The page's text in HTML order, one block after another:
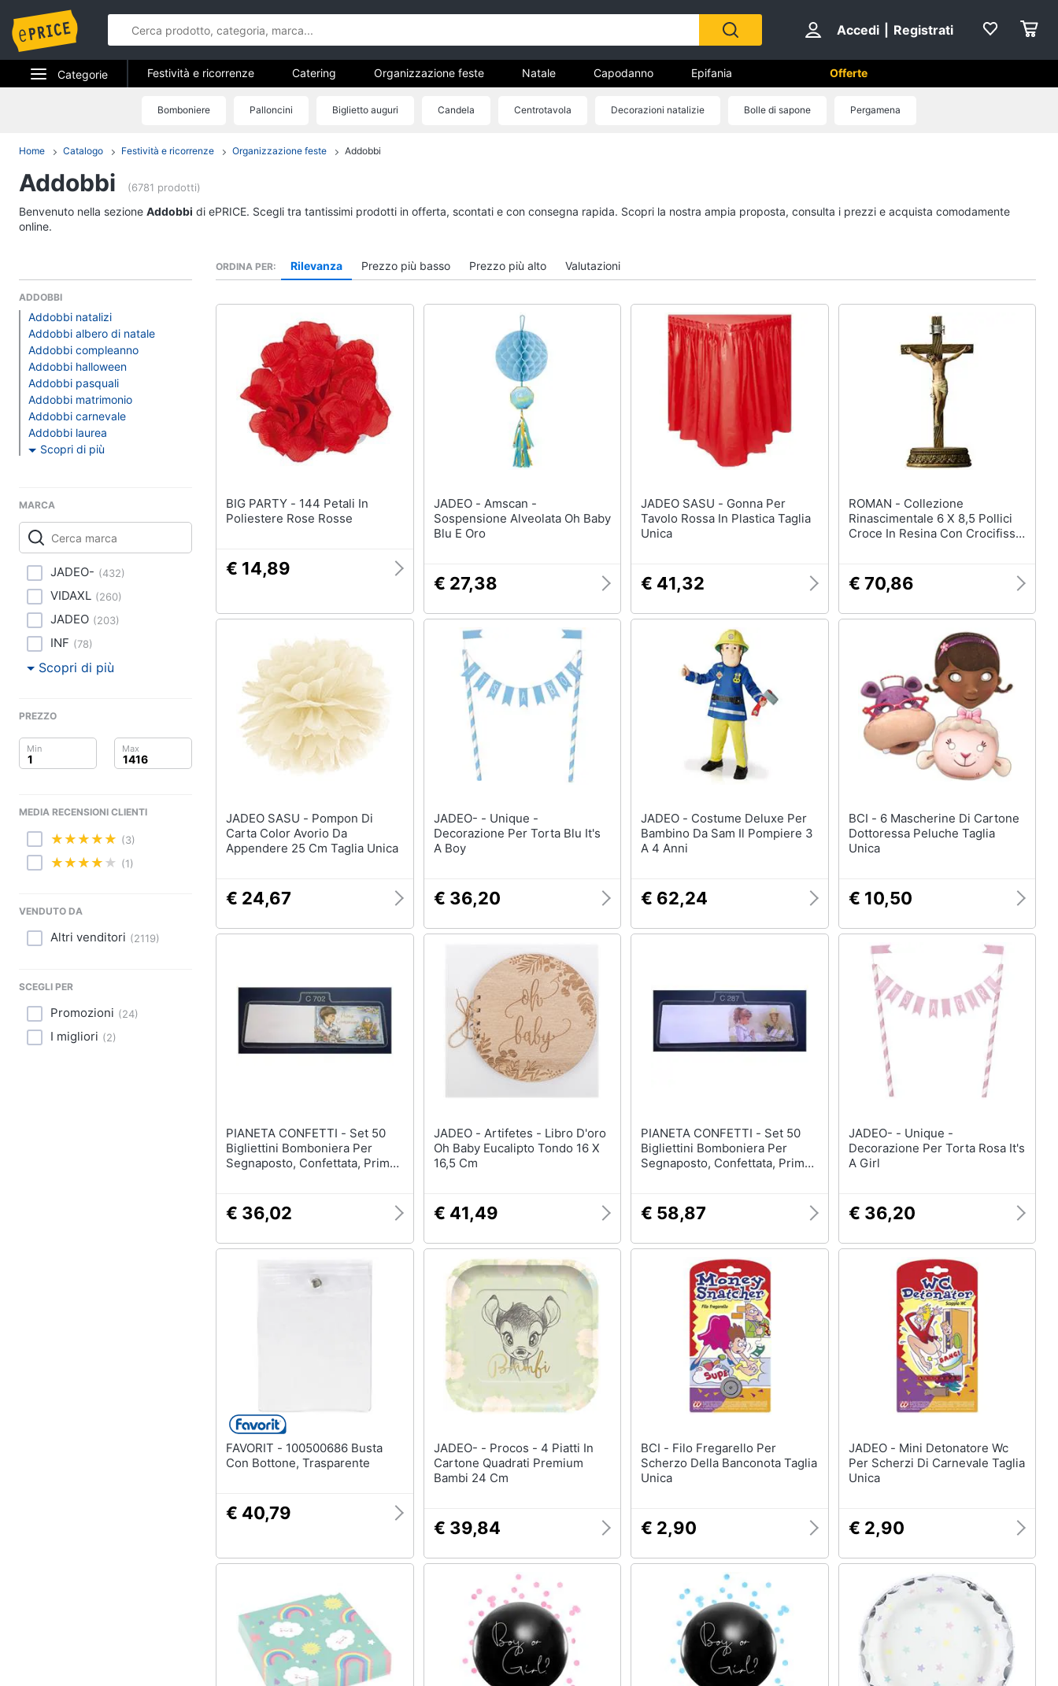
Accedi Registrati
Categorie
Telefonia
Tv e Home Cinema
Videogiochi
Audio e musica
Clima
Arredo
Brico e Giardinaggio
Salute e igiene
Prima infanzia
Fotografia
Casalinghi
Abbigliamento
Animali
Libri, cd e dvd
Festività e ricorrenze
Festività e ricorrenze
Catering
Vedi tutti Vedi tutti Vedi tutti Vedi tutti
Nerf
Dinosauri
Barbie
Puzzle
Vedi tutti
Regali di Natale per lui
Regali di Natale per lei
Regali di natale per teenager
Regali di Natale per arredare
Regali di san valentino
Per chi ama le esperienze
Per gli amanti della beauty
Per gli amanti della tecnologia
Carnevale
Maschera per travestimenti
Costumi carnevale
Unghie finte
Regali per la festa del papà
Per gli sportivi
routine
Regali festa della mamma
Per le mamme amanti della
Per le mamme amanti della
beauty routine
Per le mamme sportive
Per le mamme appassionate
di arredo
Vedi tutti
Halloween
Zucca Halloween
Costumi Halloween
Unghie finte
Boxing days
Giocattoli - Boxing Days
Festività e ricorrenze Catering Organizzazione feste Natale Capodanno Epifania Offerte
Bomboniere Palloncini Biglietto auguri Candela Centrotavola Decorazioni natalizie Bolle di sapone Pergamena
Home Catalogo Festività e ricorrenze Organizzazione feste Addobbi
Addobbi (6781 prodotti)
Benvenuto nella sezione Addobbi di ePRICE. Scegli tra tantissimi prodotti in offerta, scontati e con consegna rapida. Scopri la nostra ampia proposta, consulta i prezzi e acquista comodamente
online.
ADDOBBI
Addobbi natalizi
Addobbi albero di natale
Addobbi compleanno
Addobbi halloween
Addobbi pasquali
Addobbi matrimonio
Addobbi carnevale
Addobbi laurea
Scopri di più
MARCA
JADEO- (432)
VIDAXL (260)
JADEO (203)
INF (78)
Scopri di più
PREZZO
MEDIA RECENSIONI CLIENTI
(3)
(1)
VENDUTO DA
Altri venditori (2119)
SCEGLI PER
Promozioni (24)
I migliori (2)
ORDINA PER Rilevanza Prezzo più basso Prezzo più alto Valutazioni
BIG PARTY - 144 Petali In
Poliestere Rose Rosse
€ 14,89
JADEO - Amscan -
Sospensione Alveolata Oh Baby
Blu E Oro
€ 27,38
JADEO SASU - Gonna Per
Tavolo Rossa In Plastica Taglia
Unica
€ 41,32
ROMAN - Collezione
Rinascimentale 6 X 8,5 Pollici
Croce In Resina Con Crocifisso
€ 70,86
JADEO SASU - Pompon Di
Carta Color Avorio Da
Appendere 25 Cm Taglia Unica
€ 24,67
JADEO- - Unique -
Decorazione Per Torta Blu It's
A Boy
€ 36,20
JADEO - Costume Deluxe Per
Bambino Da Sam Il Pompiere 3
A 4 Anni
€ 62,24
BCI - 6 Mascherine Di Cartone
Dottoressa Peluche Taglia
Unica
€ 10,50
PIANETA CONFETTI - Set 50
Bigliettini Bomboniera Per
Segnaposto, Confettata, Prima
€ 36,02
JADEO - Artifetes - Libro D'oro
Oh Baby Eucalipto Tondo 16 X
16,5 Cm
€ 41,49
PIANETA CONFETTI - Set 50
Bigliettini Bomboniera Per
Segnaposto, Confettata, Prima
€ 58,87
JADEO- - Unique -
Decorazione Per Torta Rosa It's
A Girl
€ 36,20
FAVORIT - 100500686 Busta
Con Bottone, Trasparente
€ 40,79
JADEO- - Procos - 4 Piatti In
Cartone Quadrati Premium
Bambi 24 Cm
€ 39,84
BCI - Filo Fregarello Per
Scherzo Della Banconota Taglia
Unica
€ 2,90
JADEO - Mini Detonatore Wc
Per Scherzi Di Carnevale Taglia
Unica
€ 2,90